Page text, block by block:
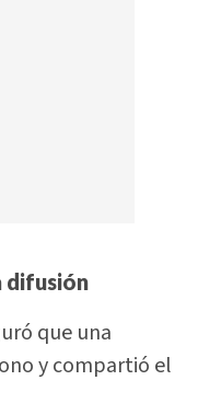
difusión
que una
y compartió el